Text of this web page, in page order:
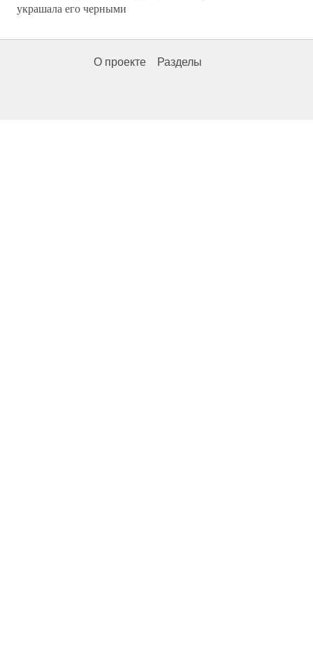
украшала его черными
О проекте Разделы